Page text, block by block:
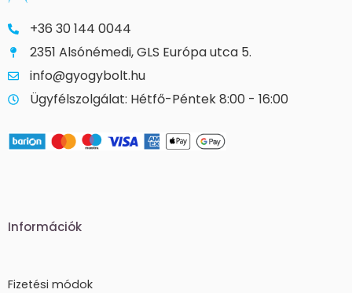
+36 30 144 0044
2351 Alsónémedi, GLS Európa utca 5.
info@gyogybolt.hu
Ügyfélszolgálat: Hétfő-Péntek 8:00 - 16:00
Információk
Fizetési módok